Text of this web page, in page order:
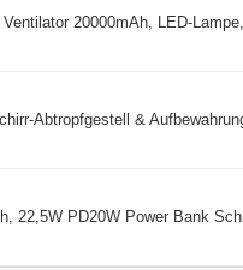
20000mAh, LED-
Abtropfgestell &
22,5W PD20W Power Bank